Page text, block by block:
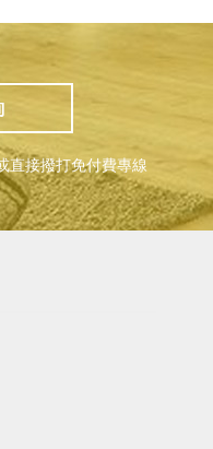
直接撥打免付費專線